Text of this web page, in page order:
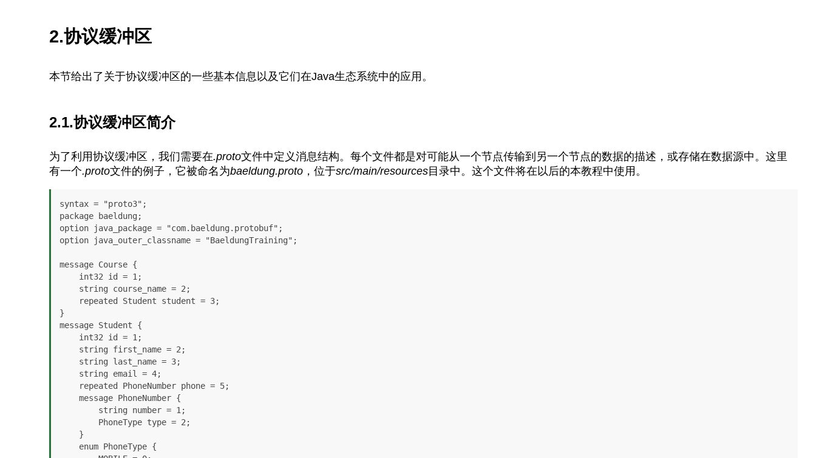
2.协议缓冲区
本节给出了关于协议缓冲区的一些基本信息以及它们在Java生态系统中的应用。
2.1.协议缓冲区简介
为了利用协议缓冲区，我们需要在.proto文件中定义消息结构。每个文件都是对可能从一个节点传输到另一个节点的数据的描述，或存储在数据源中。这里
有一个.proto文件的例子，它被命名为baeldung.proto，位于src/main/resources目录中。这个文件将在以后的本教程中使用。
syntax = "proto3";
package baeldung;
option java_package = "com.baeldung.protobuf";
option java_outer_classname = "BaeldungTraining";
message Course {
}
message Student {